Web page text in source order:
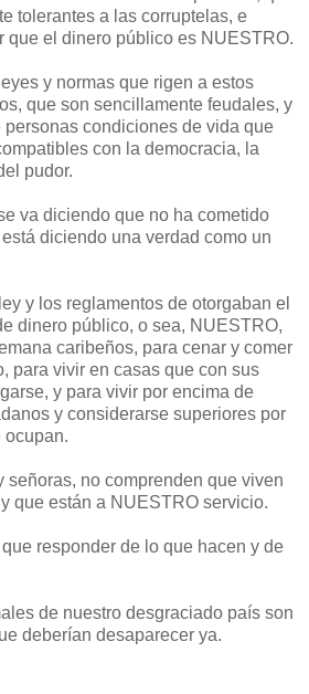
tolerantes a las corruptelas, e
que el dinero público es NUESTRO.
y normas que rigen a estos
que son sencillamente feudales, y
condiciones de vida que
con la democracia, la
pudor.
va diciendo que no ha cometido
diciendo una verdad como un
y los reglamentos de otorgaban el
dinero público, o sea, NUESTRO,
caribeños, para cenar y comer
para vivir en casas que con sus
y para vivir por encima de
y considerarse superiores por
ocupan.
señoras, no comprenden que viven
que están a NUESTRO servicio.
responder de lo que hacen y de
de nuestro desgraciado país son
deberían desaparecer ya.